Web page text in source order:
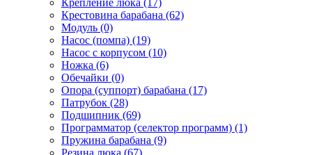
Крепление люка (17)
Крестовина барабана (62)
Модуль (0)
Насос (помпа) (19)
Насос c корпусом (10)
Ножка (6)
Обечайки (0)
Опора (суппорт) барабана (17)
Патрубок (28)
Подшипник (69)
Программатор (селектор программ) (1)
Пружина барабана (9)
Резина люка (67)